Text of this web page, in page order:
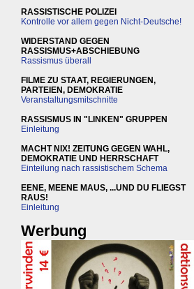
RASSISTISCHE POLIZEI
Kontrolle vor allem gegen Nicht-Deutsche!
WIDERSTAND GEGEN
RASSISMUS+ABSCHIEBUNG
Rassismus überall
FILME ZU STAAT, REGIERUNGEN,
PARTEIEN, DEMOKRATIE
Veranstaltungsmitschnitte
RASSISMUS IN "LINKEN" GRUPPEN
Einleitung
MACHT NIX! ZEITUNG GEGEN WAHL,
DEMOKRATIE UND HERRSCHAFT
Einteilung nach rassistischem Schema
EENE, MEENE MAUS, ...UND DU FLIEGST
RAUS!
Einleitung
Werbung